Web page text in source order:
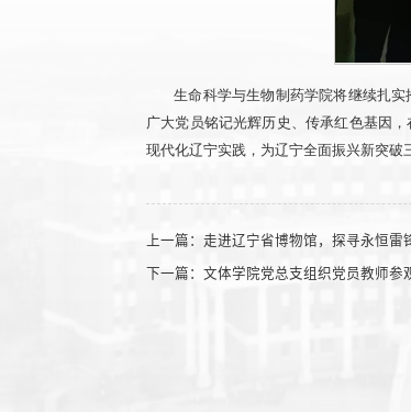
生命科学与生物制药学院将继续扎
广大党员铭记光辉历史、传承红色基因
现代化辽宁实践，为辽宁全面振兴新突破
上一篇： 走进辽宁省博物馆，探寻永恒
下一篇： 文体学院党总支组织党员教师参